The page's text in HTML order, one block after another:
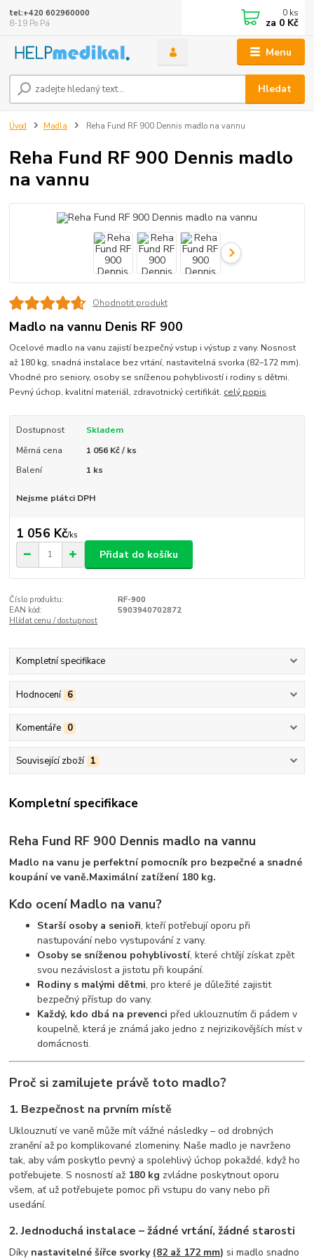
Menu
Hledat
tel:+420 602960000
8-19 Po Pá
0 ks
za 0 Kč
Úvod Madla Reha Fund RF 900 Dennis madlo na vannu
Reha Fund RF 900 Dennis madlo
na vannu
Ohodnotit produkt
Madlo na vannu Denis RF 900
Ocelové madlo na vanu zajistí bezpečný vstup i výstup z vany. Nosnost
až 180 kg, snadná instalace bez vrtání, nastavitelná svorka (82–172 mm).
Vhodné pro seniory, osoby se sníženou pohyblivostí i rodiny s dětmi.
Pevný úchop, kvalitní materiál, zdravotnický certifikát. celý popis
Dostupnost
Skladem
Měrná cena
1 056 Kč / ks
Balení
1 ks
Nejsme plátci DPH
1 056 Kč/ks
Přidat do košíku
Číslo produktu:
RF-900
EAN kód:
5903940702872
Hlídat cenu / dostupnost
Kompletní specifikace
Hodnocení 6
Komentáře 0
Související zboží 1
Kompletní specifikace
Reha Fund RF 900 Dennis madlo na vannu
Madlo na vanu je perfektní pomocník pro bezpečné a snadné
koupání ve vaně.Maximální zatížení 180 kg.
Kdo ocení Madlo na vanu?
Starší osoby a senioři, kteří potřebují oporu při
nastupování nebo vystupování z vany.
Osoby se sníženou pohyblivostí, které chtějí získat zpět
svou nezávislost a jistotu při koupání.
Rodiny s malými dětmi, pro které je důležité zajistit
bezpečný přístup do vany.
Každý, kdo dbá na prevenci před uklouznutím či pádem v
koupelně, která je známá jako jedno z nejrizikovějších míst v
domácnosti.
Proč si zamilujete právě toto madlo?
1. Bezpečnost na prvním místě
Uklouznutí ve vaně může mít vážné následky – od drobných
zranění až po komplikované zlomeniny. Naše madlo je navrženo
tak, aby vám poskytlo pevný a spolehlivý úchop pokaždé, když ho
potřebujete. S nosností až 180 kg zvládne poskytnout oporu
všem, ať už potřebujete pomoc při vstupu do vany nebo při
usedání.
2.Jednoduchá instalace – žádné vrtání, žádné starosti
Díky nastavitelné šířce svorky (82 až 172 mm) si madlo snadno